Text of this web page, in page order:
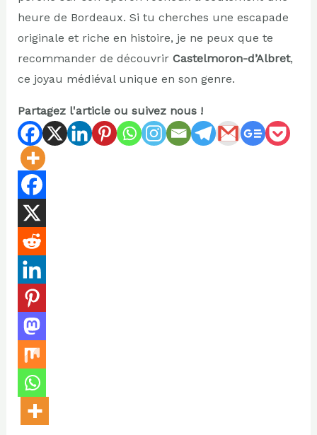
heure de Bordeaux. Si tu cherches une escapade
originale et riche en histoire, je ne peux que te
recommander de découvrir Castelmoron-d’Albret,
ce joyau médiéval unique en son genre.
Partagez l'article ou suivez nous !